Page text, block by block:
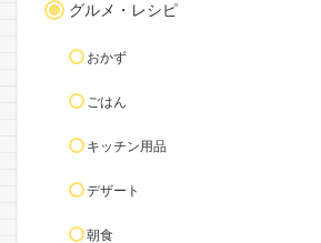
グルメ・レシピ
おかず
ごはん
キッチン用品
デザート
朝食